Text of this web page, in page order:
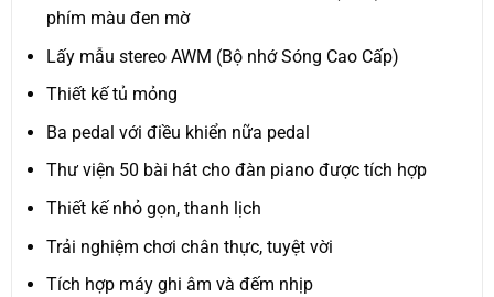
phím màu đen mờ
Lấy mẫu stereo AWM (Bộ nhớ Sóng Cao Cấp)
Thiết kế tủ mỏng
Ba pedal với điều khiển nữa pedal
Thư viện 50 bài hát cho đàn piano được tích hợp
Thiết kế nhỏ gọn, thanh lịch
Trải nghiệm chơi chân thực, tuyệt vời
Tích hợp máy ghi âm và đếm nhịp